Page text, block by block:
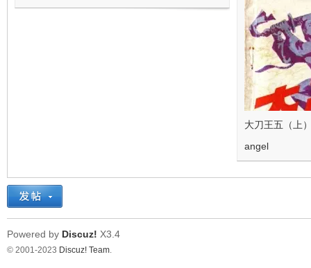
大刀王五（上
angel
Powered by Discuz! X3.4
© 2001-2023 Discuz! Team.